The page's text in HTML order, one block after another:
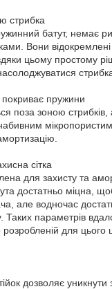
стрибка
батут, немає
Вони відокремлені
цьому простому
пружини
поза зоною стрибків,
сітка
для захисту та
достатньо міцна,
але водночас
Таких параметрів
розробленій для цього
дозволяє уникнути